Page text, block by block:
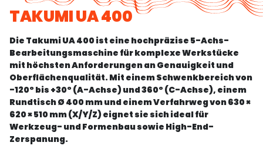
TAKUMI UA 400
Die Takumi UA 400 ist eine hochpräzise 5-Achs-
Bearbeitungsmaschine für komplexe Werkstücke
mit höchsten Anforderungen an Genauigkeit und
Oberflächenqualität. Mit einem Schwenkbereich von
-120° bis +30° (A-Achse) und 360° (C-Achse), einem
Rundtisch Ø 400 mm und einem Verfahrweg von 630 ×
620 × 510 mm (X/Y/Z) eignet sie sich ideal für
Werkzeug- und Formenbau sowie High-End-
Zerspanung.